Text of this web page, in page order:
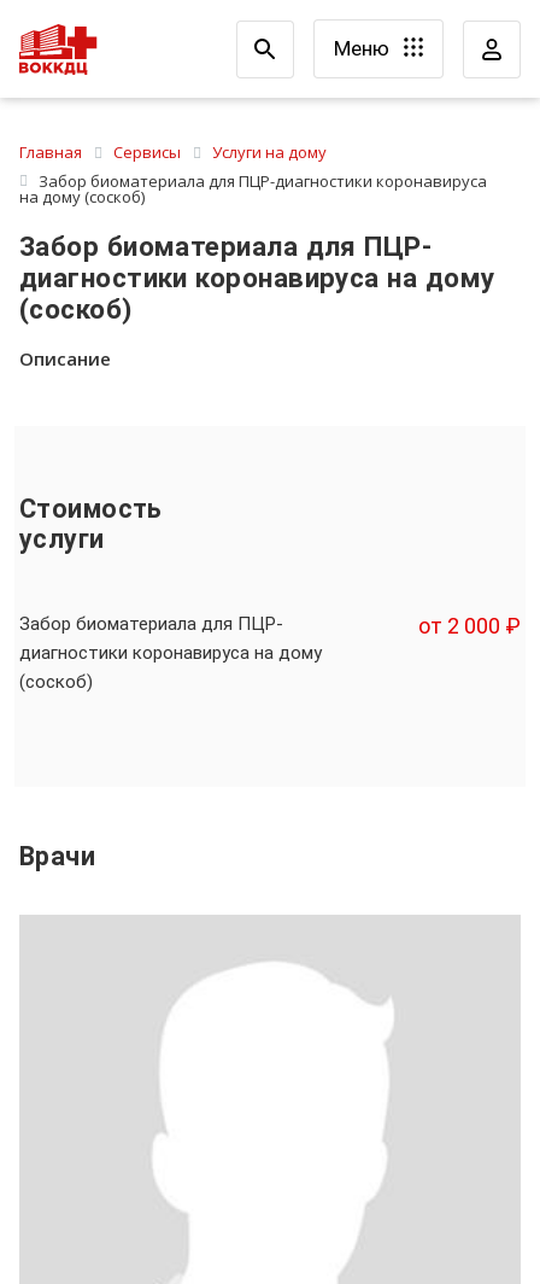
Меню
Главная Сервисы
Услуги на дому
Забор биоматериала для ПЦР-диагностики коронавируса
на дому (соскоб)
Забор биоматериала для ПЦР-
диагностики коронавируса на дому
(соскоб)
Описание
Стоимость
услуги
Забор биоматериала для ПЦР-
диагностики коронавируса на дому
(соскоб)
от 2 000 ₽
Врачи